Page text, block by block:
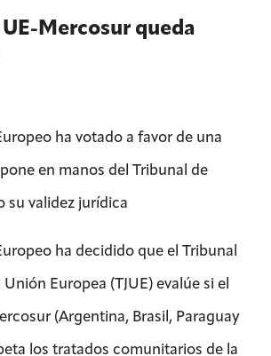
Mercosur queda
ha votado a favor de una
en manos del Tribunal de
su validez jurídica
ha decidido que el Tribunal
Europea (TJUE) evalúe si el
(Argentina, Brasil, Paraguay
los tratados comunitarios de la